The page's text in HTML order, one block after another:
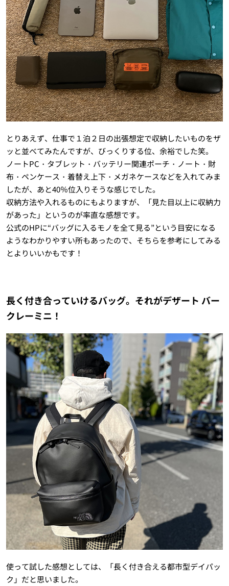
とりあえず、仕事で１泊２日の出張想定で収納したいものをザ
ッと並べてみたんですが、びっくりする位、余裕でした笑。
ノートPC・タブレット・バッテリー関連ポーチ・ノート・財
布・ペンケース・着替え上下・メガネケースなどを入れてみま
したが、あと40％位入りそうな感じでした。
収納方法や入れるものにもよりますが、「見た目以上に収納力
があった」というのが率直な感想です。
公式のHPに“バッグに入るモノを全て見る”という目安になる
ようなわかりやすい所もあったので、そちらを参考にしてみる
とよりいいかもです！
長く付き合っていけるバッグ。それがデザート バー
クレーミニ！
使って試した感想としては、「長く付き合える都市型デイパッ
ク」だと思いました。